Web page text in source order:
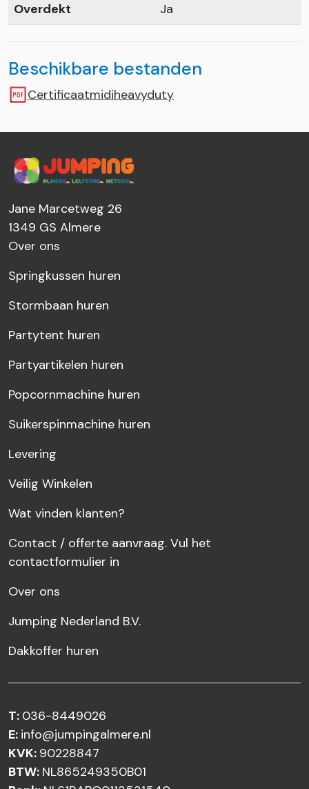
Overdekt
Ja
Beschikbare bestanden
Certificaatmidiheavyduty
Jane Marcetweg 26
1349 GS Almere
Over ons
Springkussen huren
Stormbaan huren
Partytent huren
Partyartikelen huren
Popcornmachine huren
Suikerspinmachine huren
Levering
Veilig Winkelen
Wat vinden klanten?
Contact / offerte aanvraag. Vul het
contactformulier in
Over ons
Jumping Nederland B.V.
Dakkoffer huren
T: 036-8449026
E: info@jumpingalmere.nl
KVK: 90228847
BTW: NL865249350B01